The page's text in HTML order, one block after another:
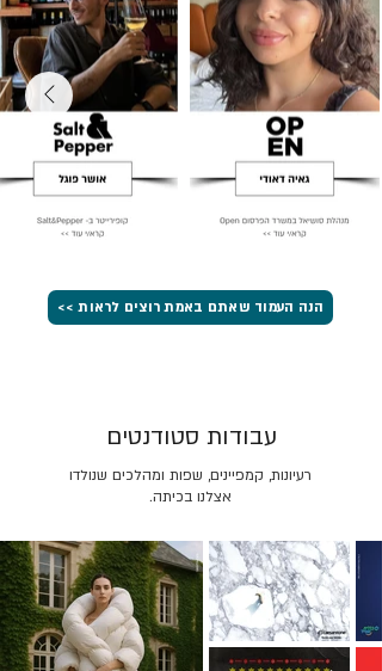
הנה העמוד שאתם באמת רוצים לראות >>
רעיונות, קמפיינים, שפות ומהלכים שנולדו
אצלנו בכיתה.
עבודות סטודנטים